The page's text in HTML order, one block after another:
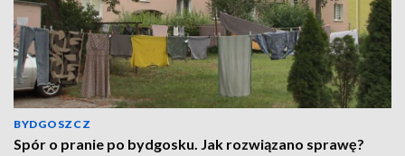
BYDGOSZCZ
Spór o pranie po bydgosku. Jak rozwiązano sprawę?